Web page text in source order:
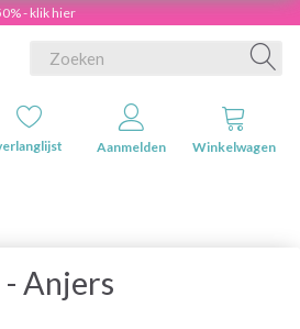
- klik hier
Aanmelden Winkelwagen
Anjers